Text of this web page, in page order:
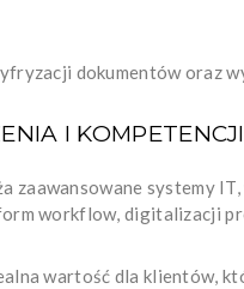
dokumentów oraz
I KOMPETENCJI
zaawansowane systemy
workflow, digitalizacji
wartość dla klientów,